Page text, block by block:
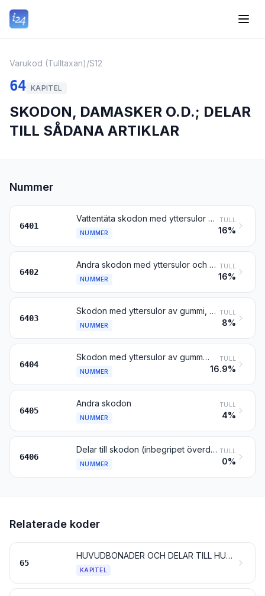
Varukod (Tulltaxan)/S12
64 KAPITEL
SKODON, DAMASKER O.D.; DELAR
TILL SÅDANA ARTIKLAR
Nummer
6401
Vattentäta skodon med yttersulor och överdelar av gummi eller plast och hos vilka överdelarna varken är fästade vid sulan eller hopfogade genom sömnad, nitning, spikning, skruvning, pluggning eller liknande förfarande
NUMMER
TULL
16%
6402
Andra skodon med yttersulor och överdelar av gummi eller plast
NUMMER
TULL
16%
6403
Skodon med yttersulor av gummi, plast, läder eller konstläder och med överdelar av läder
NUMMER
TULL
8%
6404
Skodon med yttersulor av gummi, plast, läder eller konstläder och med överdelar av textilmaterial
NUMMER
TULL
16.9%
6405
Andra skodon
NUMMER
TULL
4%
6406
Delar till skodon (inbegripet överdelar, även hopfogade med andra sulor än yttersulor), lösa inläggssulor, hälinlägg o.d.; damasker, benläder och liknande artiklar samt delar till sådana artiklar
NUMMER
TULL
0%
Relaterade koder
65
HUVUDBONADER OCH DELAR TILL HUVUDBONADER
KAPITEL